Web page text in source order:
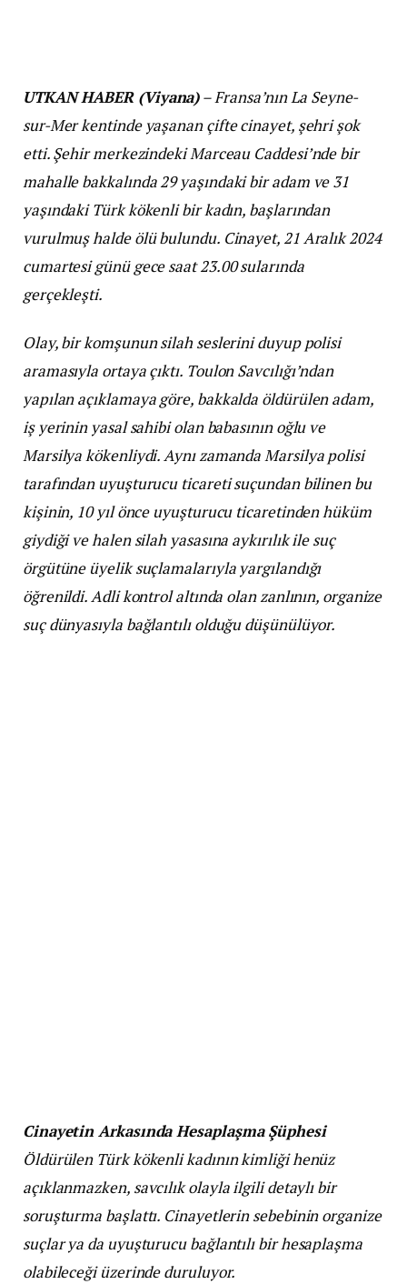
UTKAN HABER (Viyana)– Fransa’nın La Seyne-
sur-Mer kentinde yaşanan çifte cinayet, şehri şok
etti. Şehir merkezindeki Marceau Caddesi’nde bir
mahalle bakkalında 29 yaşındaki bir adam ve 31
yaşındaki Türk kökenli bir kadın, başlarından
vurulmuş halde ölü bulundu. Cinayet, 21 Aralık 2024
cumartesi günü gece saat 23.00 sularında
gerçekleşti.
Olay, bir komşunun silah seslerini duyup polisi
aramasıyla ortaya çıktı. Toulon Savcılığı’ndan
yapılan açıklamaya göre, bakkalda öldürülen adam,
iş yerinin yasal sahibi olan babasının oğlu ve
Marsilya kökenliydi. Aynı zamanda Marsilya polisi
tarafından uyuşturucu ticareti suçundan bilinen bu
kişinin, 10 yıl önce uyuşturucu ticaretinden hüküm
giydiği ve halen silah yasasına aykırılık ile suç
örgütüne üyelik suçlamalarıyla yargılandığı
öğrenildi. Adli kontrol altında olan zanlının, organize
suç dünyasıyla bağlantılı olduğu düşünülüyor.
Cinayetin Arkasında Hesaplaşma Şüphesi
Öldürülen Türk kökenli kadının kimliği henüz
açıklanmazken, savcılık olayla ilgili detaylı bir
soruşturma başlattı. Cinayetlerin sebebinin organize
suçlar ya da uyuşturucu bağlantılı bir hesaplaşma
olabileceği üzerinde duruluyor.